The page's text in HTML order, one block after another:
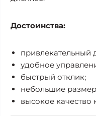
Достоинства:
привлекательный
удобное
быстрый отклик;
небольшие
высокое